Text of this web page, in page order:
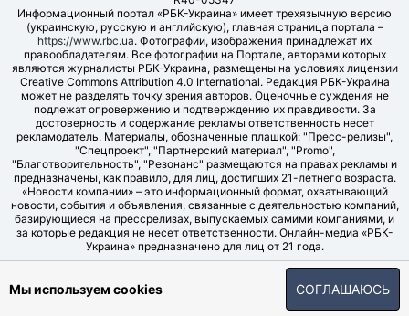
Информационный портал «РБК-Украина» имеет трехязычную версию
(украинскую, русскую и английскую), главная страница портала –
https://www.rbc.ua. Фотографии, изображения принадлежат их
правообладателям. Все фотографии на Портале, авторами которых
являются журналисты РБК-Украина, размещены на условиях лицензии
Creative Commons Attribution 4.0 International. Редакция РБК-Украина
может не разделять точку зрения авторов. Оценочные суждения не
подлежат опровержению и подтверждению их правдивости. За
достоверность и содержание рекламы ответственность несет
рекламодатель. Материалы, обозначенные плашкой: "Пресс-релизы",
"Спецпроект", "Партнерский материал", "Promo",
"Благотворительность", "Резонанс" размещаются на правах рекламы и
предназначены, как правило, для лиц, достигших 21-летнего возраста.
«Новости компании» – это информационный формат, охватывающий
новости, события и объявления, связанные с деятельностью компаний,
базирующиеся на прессрелизах, выпускаемых самими компаниями, и
за которые редакция не несет ответственности. Онлайн-медиа «РБК-
Украина» предназначено для лиц от 21 года.
© LLC "UBT MEDIA", 2006-2026.
Мы используем cookies СОГЛАШАЮСЬ